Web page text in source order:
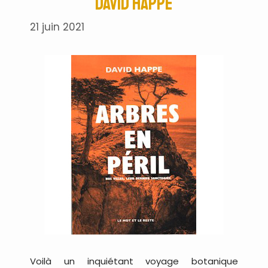
21 juin 2021
Voilà un inquiétant voyage botanique